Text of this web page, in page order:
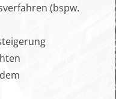
(bspw.